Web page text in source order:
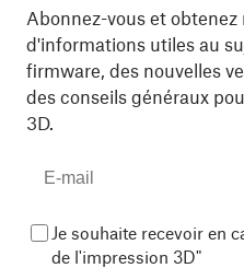
Abonnez-vous et obtenez
d'informations utiles au
firmware, des nouvelles
des conseils généraux
3D.
Je souhaite recevoir en
de l'impression 3D"